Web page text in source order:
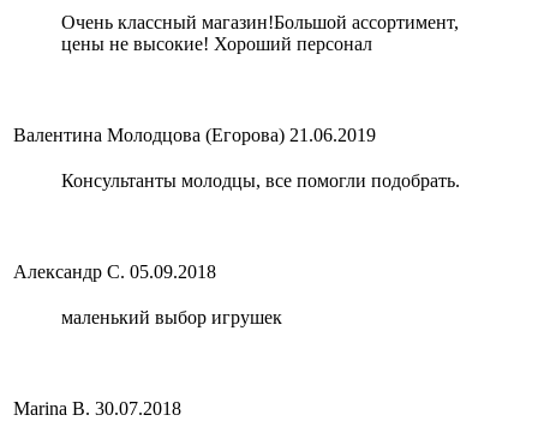
Очень классный магазин!Большой ассортимент,
цены не высокие! Хороший персонал
Валентина Молодцова (Егорова) 21.06.2019
Консультанты молодцы, все помогли подобрать.
Александр С. 05.09.2018
маленький выбор игрушек
Marina B. 30.07.2018